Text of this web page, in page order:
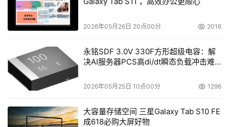
存储环境，磁带库一般支持SCSI、FC 交换网络和FC 环路
网络，今后还将支持以千兆以太网为基础的iSCSI 等存储网
5.多类型磁带机支持
毫无疑问，磁带机是磁带库中最核心、最关键的部件，
经过数十年的发展，如今的磁带机技术各具特点，为用户的
不同存储需求提供了不同的选择。
2026年05月26日 20点00分 2016
永铭SDF 3.0V 330F方形超级电容：解
决AI服务器PCS高di/dt瞬态负载冲击难
2026年05月25日 10点00分 1296
大容量存储空间 三星Galaxy Tab S10 FE
成618必购大屏好物